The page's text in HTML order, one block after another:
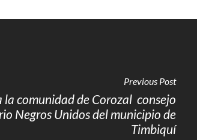
Previous Post
comunidad de Corozal  consejo
Negros Unidos del municipio de
Timbiquí